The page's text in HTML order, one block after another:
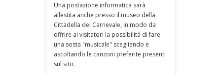
Una postazione informatica sarà
allestita anche presso il museo della
Cittadella del Carnevale, in modo da
offrire ai visitatori la possibilità di fare
una sosta "musicale" scegliendo e
ascoltando le canzoni preferite presenti
sul sito.